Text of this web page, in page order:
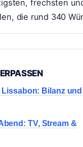
frechsten
die rund 340
Bilanz und
TV, Stream &